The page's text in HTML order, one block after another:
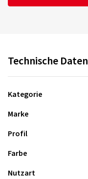
Technische Daten
Kategorie
Marke
Profil
Farbe
Nutzart